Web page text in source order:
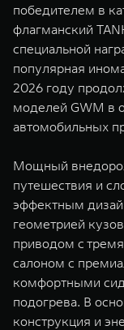
WEY 80
Масштаб
победителем в
флагманский
специальной
популярная
2026 году
моделей GWM в
автомобильных
Мощный
путешествия и
эффектным
геометрией
приводом с
салоном с
комфортными
подогрева. В
конструкция и